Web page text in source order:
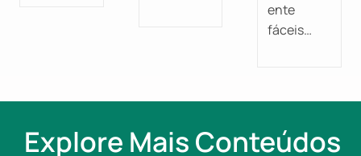
ente
fáceis…
Explore Mais Conteúdos